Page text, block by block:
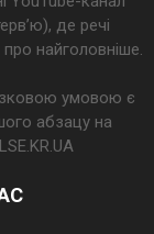
де речі
найголовніше.
умовою є
абзацу на